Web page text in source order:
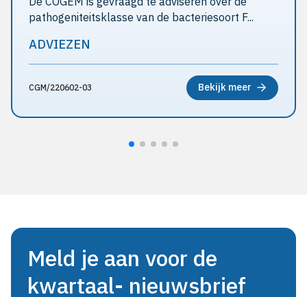
pathogeniteitsklasse van de bacteriesoort F...
ADVIEZEN
CGM/220602-03 Bekijk meer
Meld je aan voor de
kwartaal- nieuwsbrief